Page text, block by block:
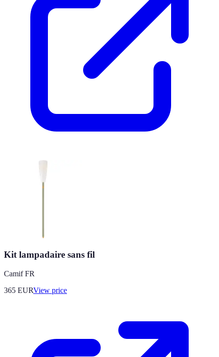
Kit lampadaire sans fil
Camif FR
365 EURView price